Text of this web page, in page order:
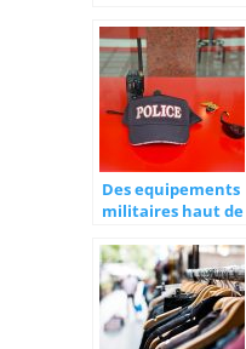
Des equipements
militaires haut de
agents de securite